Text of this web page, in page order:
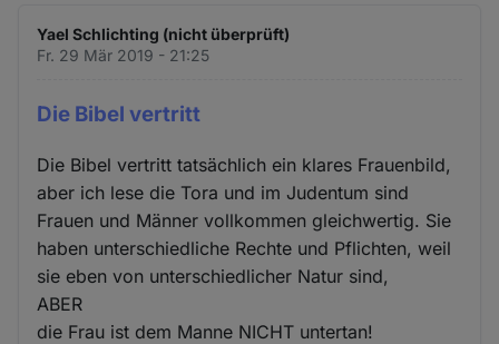
Yael Schlichting (nicht überprüft)
Fr. 29 Mär 2019 - 21:25
Die Bibel vertritt
Die Bibel vertritt tatsächlich ein klares Frauenbild,
aber ich lese die Tora und im Judentum sind
Frauen und Männer vollkommen gleichwertig. Sie
haben unterschiedliche Rechte und Pflichten, weil
sie eben von unterschiedlicher Natur sind,
ABER
die Frau ist dem Manne NICHT untertan!